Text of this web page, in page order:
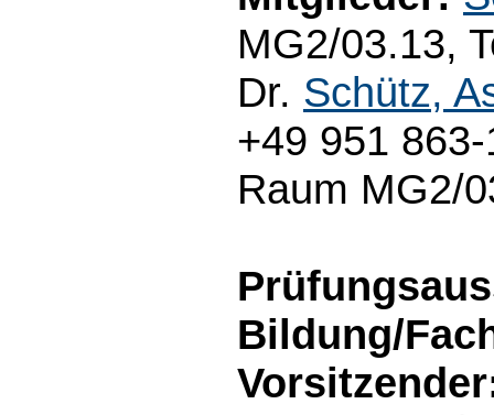
MG2/03.13,
Dr. Schütz,
+49 951
Raum MG2/
Bildung/